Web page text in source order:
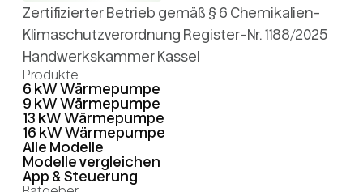
Zertifizierter Betrieb gemäß § 6 Chemikalien-
Klimaschutzverordnung Register-Nr. 1188/2025
Handwerkskammer Kassel
Produkte
6 kW Wärmepumpe
9 kW Wärmepumpe
13 kW Wärmepumpe
16 kW Wärmepumpe
Alle Modelle
Modelle vergleichen
App & Steuerung